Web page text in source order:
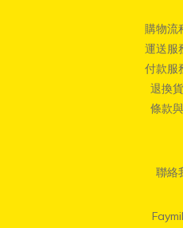
購物流
運送服
付款服
退換
條款
聯絡